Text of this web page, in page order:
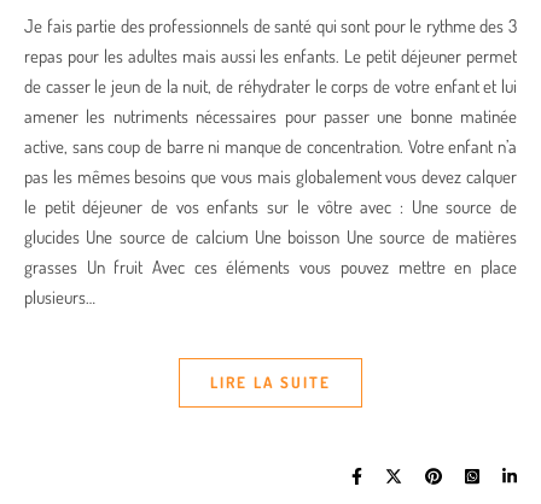
Je fais partie des professionnels de santé qui sont pour le rythme des 3
repas pour les adultes mais aussi les enfants. Le petit déjeuner permet
de casser le jeun de la nuit, de réhydrater le corps de votre enfant et lui
amener les nutriments nécessaires pour passer une bonne matinée
active, sans coup de barre ni manque de concentration. Votre enfant n’a
pas les mêmes besoins que vous mais globalement vous devez calquer
le petit déjeuner de vos enfants sur le vôtre avec : Une source de
glucides Une source de calcium Une boisson Une source de matières
grasses Un fruit Avec ces éléments vous pouvez mettre en place
plusieurs…
LIRE LA SUITE